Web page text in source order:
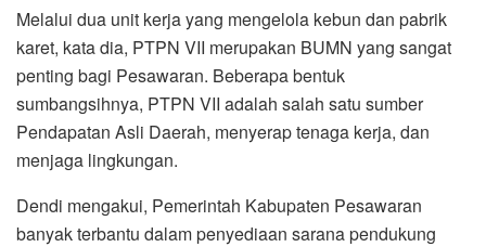
Melalui dua unit kerja yang mengelola kebun dan pabrik
karet, kata dia, PTPN VII merupakan BUMN yang sangat
penting bagi Pesawaran. Beberapa bentuk
sumbangsihnya, PTPN VII adalah salah satu sumber
Pendapatan Asli Daerah, menyerap tenaga kerja, dan
menjaga lingkungan.
Dendi mengakui, Pemerintah Kabupaten Pesawaran
banyak terbantu dalam penyediaan sarana pendukung